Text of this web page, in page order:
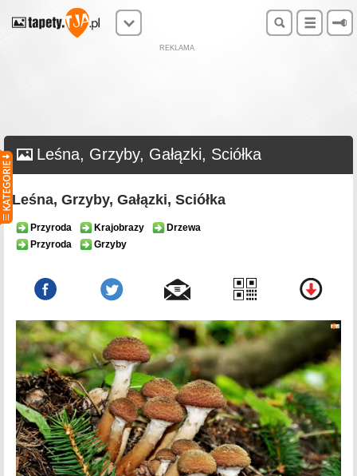
REKLAMA
Leśna, Grzyby, Gałązki, Sciółka
Leśna, Grzyby, Gałązki, Sciółka
Przyroda Krajobrazy
Drzewa
Przyroda
Grzyby